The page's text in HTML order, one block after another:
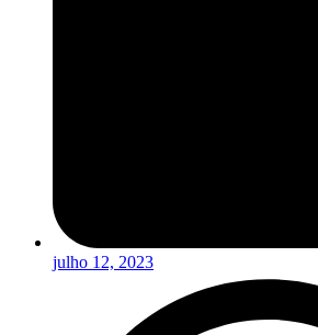
julho 12, 2023